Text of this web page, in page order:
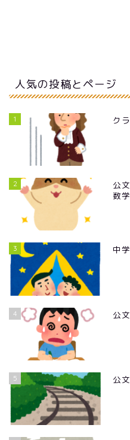
人気の投稿とページ
1 ク
2
公
数
3 中
4 公
5 公